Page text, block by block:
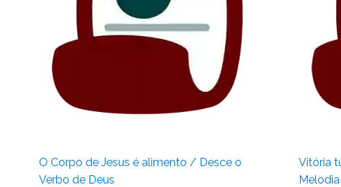
O Corpo de Jesus é alimento / Desce o
Verbo de Deus
Vitória